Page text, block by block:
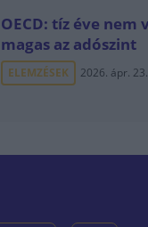
OECD: tíz éve nem
magas az adószint
ELEMZÉSEK 2026. ápr. 23.